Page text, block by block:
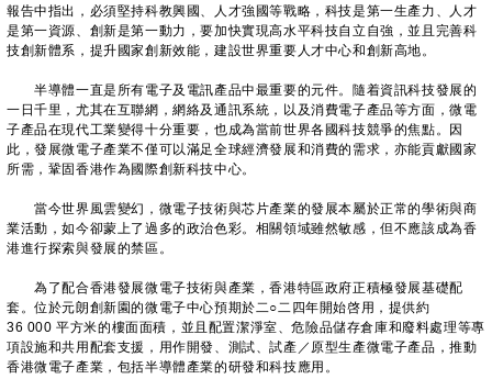
報告中指出，必須堅持科教興國、人才強國等戰略，科技是第一生產力、人才
是第一資源、創新是第一動力，要加快實現高水平科技自立自強，並且完善科
技創新體系，提升國家創新效能，建設世界重要人才中心和創新高地。
半導體一直是所有電子及電訊產品中最重要的元件。隨着資訊科技發展的
一日千里，尤其在互聯網，網絡及通訊系統，以及消費電子產品等方面，微電
子產品在現代工業變得十分重要，也成為當前世界各國科技競爭的焦點。因
此，發展微電子產業不僅可以滿足全球經濟發展和消費的需求，亦能貢獻國家
所需，鞏固香港作為國際創新科技中心。
當今世界風雲變幻，微電子技術與芯片產業的發展本屬於正常的學術與商
業活動，如今卻蒙上了過多的政治色彩。相關領域雖然敏感，但不應該成為香
港進行探索與發展的禁區。
為了配合香港發展微電子技術與產業，香港特區政府正積極發展基礎配
套。位於元朗創新園的微電子中心預期於二○二四年開始啓用，提供約
36 000 平方米的樓面面積，並且配置潔淨室、危險品儲存倉庫和廢料處理等專
項設施和共用配套支援，用作開發、測試、試產／原型生產微電子產品，推動
香港微電子產業，包括半導體產業的研發和科技應用。